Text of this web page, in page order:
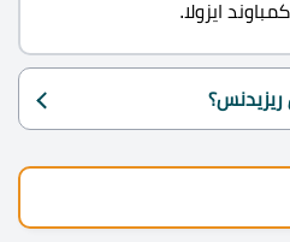
ايزولا.
ريزيدنس؟